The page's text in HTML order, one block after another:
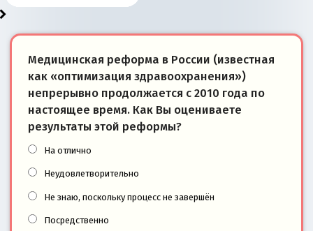
Медицинская реформа в России (известная
как «оптимизация здравоохранения»)
непрерывно продолжается с 2010 года по
настоящее время. Как Вы оцениваете
результаты этой реформы?
На отлично
Неудовлетворительно
Не знаю, поскольку процесс не завершён
Посредственно